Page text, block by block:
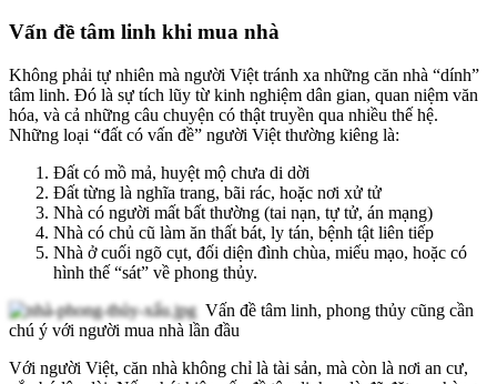
Vấn đề tâm linh khi mua nhà
Không phải tự nhiên mà người Việt tránh xa những căn nhà “dính”
tâm linh. Đó là sự tích lũy từ kinh nghiệm dân gian, quan niệm văn
hóa, và cả những câu chuyện có thật truyền qua nhiều thế hệ.
Những loại “đất có vấn đề” người Việt thường kiêng là:
Đất có mồ mả, huyệt mộ chưa di dời
Đất từng là nghĩa trang, bãi rác, hoặc nơi xử tử
Nhà có người mất bất thường (tai nạn, tự tử, án mạng)
Nhà có chủ cũ làm ăn thất bát, ly tán, bệnh tật liên tiếp
Nhà ở cuối ngõ cụt, đối diện đình chùa, miếu mạo, hoặc có
hình thế “sát” về phong thủy.
Vấn đề tâm linh, phong thủy cũng cần
chú ý với người mua nhà lần đầu
Với người Việt, căn nhà không chỉ là tài sản, mà còn là nơi an cư,